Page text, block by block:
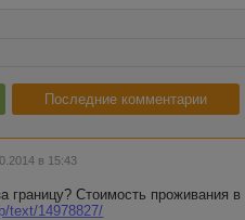
Последние комментарии
в 15:43
границу? Стоимость проживания
text/14978827/